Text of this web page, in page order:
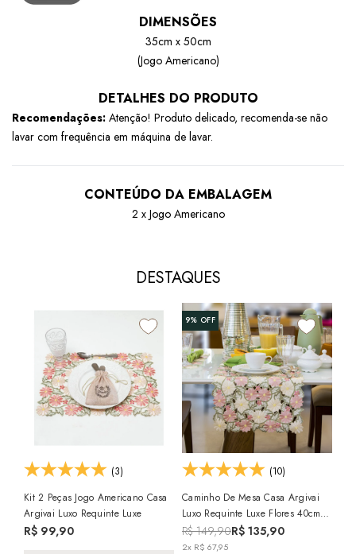
DIMENSÕES
35cm x 50cm
(Jogo Americano)
DETALHES DO PRODUTO
Recomendações: Atenção! Produto delicado, recomenda-se não
lavar com frequência em máquina de lavar.
CONTEÚDO DA EMBALAGEM
2 x Jogo Americano
DESTAQUES
(3)
Kit 2 Peças Jogo Americano Casa
Argivai Luxo Requinte Luxe
R$ 99,90
9% OFF
(10)
Caminho De Mesa Casa Argivai
Luxo Requinte Luxe Flores 40cm X
1,40m
R$ 149,90R$ 135,90
2x R$ 67,95